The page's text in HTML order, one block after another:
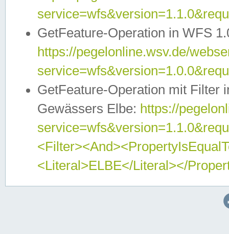
GetFeature-Operation in WFS
https://pegelonline.wsv.de/
GetFeature-Operation mit Filter
Gewässers Elbe: https://
<Literal>ELBE</Literal></